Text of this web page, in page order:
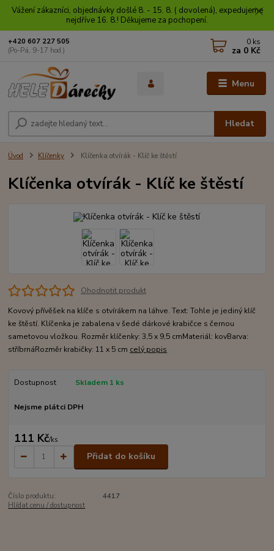
Vážení zákazníci, objednávky došlé 8. - 15. 8. ( dovolená), expedujeme
nejdříve 16. 8.! Děkujeme za pochopení.
Menu
Hledat
+420 607 227 505
(Po-Pá, 9-17 hod.)
0 ks
za 0 Kč
Úvod Klíčenky Klíčenka otvírák - Klíč ke štěstí
Klíčenka otvírák - Klíč ke štěstí
Ohodnotit produkt
Kovový přívěšek na klíče s otvírákem na láhve. Text: Tohle je jediný klíč
ke štěstí. Klíčenka je zabalena v šedé dárkové krabičce s černou
sametovou vložkou. Rozměr klíčenky: 3,5 x 9,5 cmMateriál: kovBarva:
stříbrnáRozměr krabičky: 11 x 5 cm celý popis
Dostupnost Skladem 1 ks
Nejsme plátci DPH
111 Kč/ks
Přidat do košíku
Číslo produktu:
4417
Hlídat cenu / dostupnost